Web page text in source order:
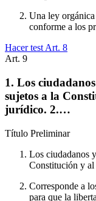
Una ley
conforme a los
Hacer test Art. 8
Art. 9
1. Los
sujetos a la
jurídico. 2.…
Título Preliminar
Los ciudadanos
Constitución y
Corresponde a
para que la